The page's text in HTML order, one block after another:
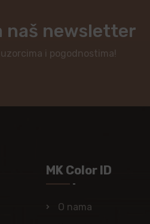
naš newsletter
i pogodnostima!
MK Color ID
O nama